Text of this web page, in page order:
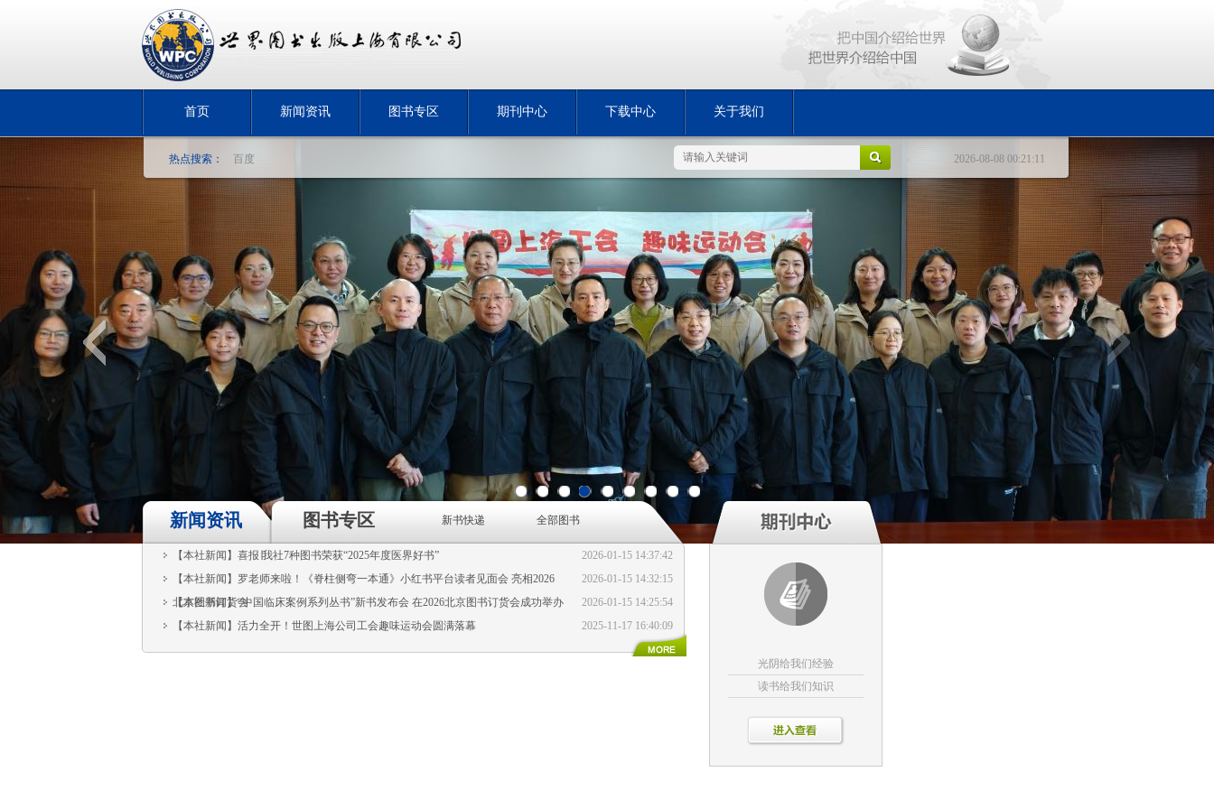
首页 新闻资讯 图书专区 期刊中心 下载中心 关于我们
热点搜索： 百度 2026-08-08 00:21:11
1 2 3 4 5 6 7
新闻资讯 图书专区 新书快递 全部图书
2026-01-15 14:37:42
【本社新闻】喜报∣我社7种图书荣获“2025年度医界好书”
2026-01-15 14:32:15
【本社新闻】罗老师来啦！《脊柱侧弯一本通》小红书平台读者见面会 亮相2026
北京图书订货会
2026-01-15 14:25:54
【本社新闻】“中国临床案例系列丛书”新书发布会 在2026北京图书订货会成功举办
2025-11-17 16:40:09
【本社新闻】活力全开！世图上海公司工会趣味运动会圆满落幕
光阴给我们经验
读书给我们知识